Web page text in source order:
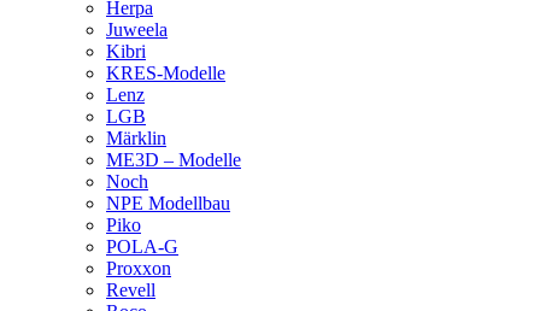
Herpa
Juweela
Kibri
KRES-Modelle
Lenz
LGB
Märklin
ME3D – Modelle
Noch
NPE Modellbau
Piko
POLA-G
Proxxon
Revell